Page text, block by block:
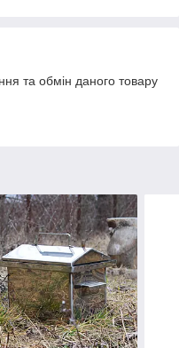
та обмін даного товару